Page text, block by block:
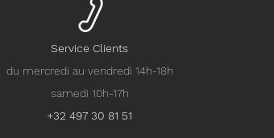
Service Clients
du mercredi au vendredi 14h-18h
samedi 10h-17h
+32 497 30 81 51